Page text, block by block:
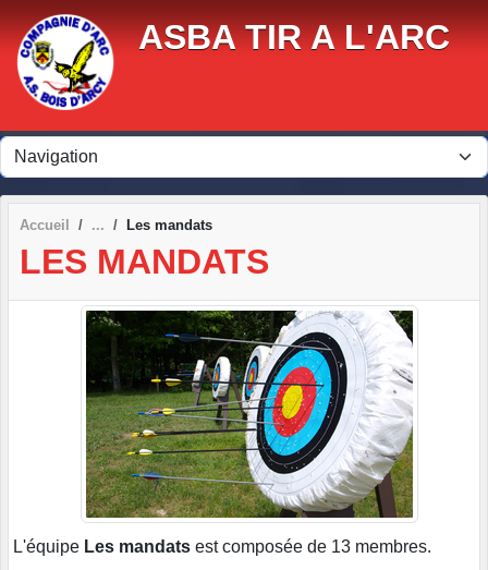
ASBA TIR A L'ARC
Accueil Les mandats
LES MANDATS
L'équipe Les mandats est composée de 13 membres.
Panneau de gestion des cookies